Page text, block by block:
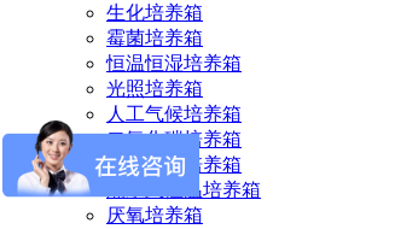
生化培养箱
霉菌培养箱
恒温恒湿培养箱
光照培养箱
人工气候培养箱
二氧化碳培养箱
电热恒温培养箱
隔水式恒温培养箱
厌氧培养箱